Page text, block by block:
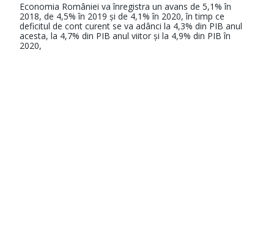
Economia României va înregistra un avans de 5,1% în
2018, de 4,5% în 2019 și de 4,1% în 2020, în timp ce
deficitul de cont curent se va adânci la 4,3% din PIB anul
acesta, la 4,7% din PIB anul viitor și la 4,9% din PIB în
2020,